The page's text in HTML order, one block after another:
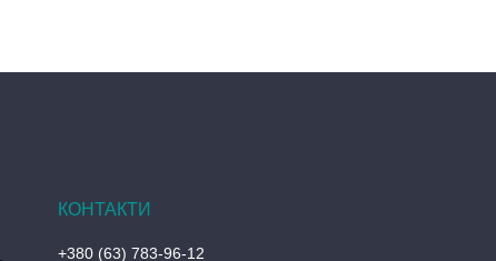
+380 (63) 783-96-12